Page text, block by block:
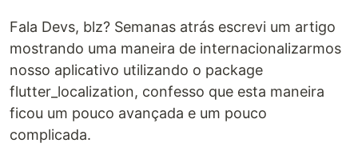
Fala Devs, blz? Semanas atrás escrevi um artigo
mostrando uma maneira de internacionalizarmos
nosso aplicativo utilizando o package
flutter_localization, confesso que esta maneira
ficou um pouco avançada e um pouco
complicada.